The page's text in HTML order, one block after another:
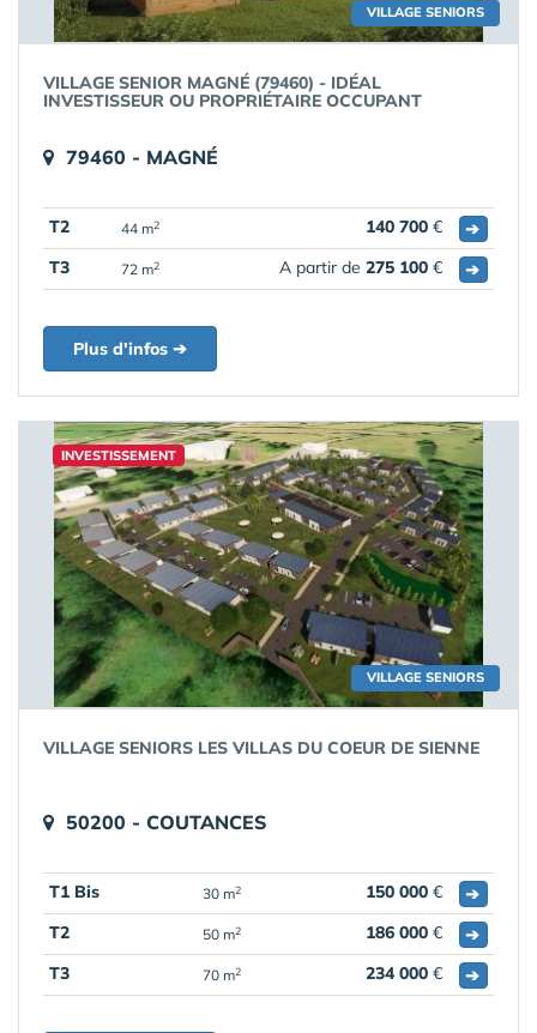
VILLAGE SENIORS
VILLAGE SENIOR MAGNÉ (79460) - IDÉAL
INVESTISSEUR OU PROPRIÉTAIRE OCCUPANT
79460 - MAGNÉ
T2 44 m2 140 700 €
➔
T3
72 m2 A partir de 275 100 € ➔
Plus d'infos ➔
VILLAGE SENIORS
INVESTISSEMENT
VILLAGE SENIORS LES VILLAS DU COEUR DE SIENNE
50200 - COUTANCES
T1 Bis 30 m2 150 000 €
➔
T2
50 m2 186 000 €
➔
T3
70 m2 234 000 € ➔